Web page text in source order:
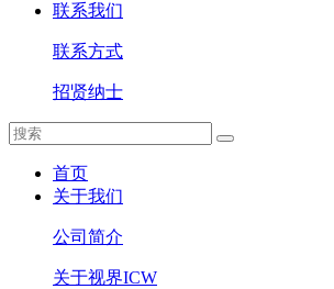
联系我们
联系方式
招贤纳士
首页
关于我们
公司简介
关于视界ICW